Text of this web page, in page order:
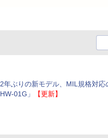
2年ぶりの新モデル、MIL規格対応
HW-01G」
【更新】